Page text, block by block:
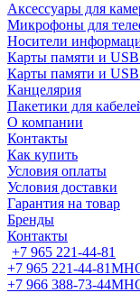
Аксессуары для
Микрофоны для
Носители
Карты памяти и USB
Карты памяти и
Канцелярия
Пакетики для
О компании
Контакты
Как купить
Условия оплаты
Условия доставки
Гарантия на товар
Бренды
Контакты
+7 965 221-44-81
+7 965 221-44-81
+7 966 388-73-44